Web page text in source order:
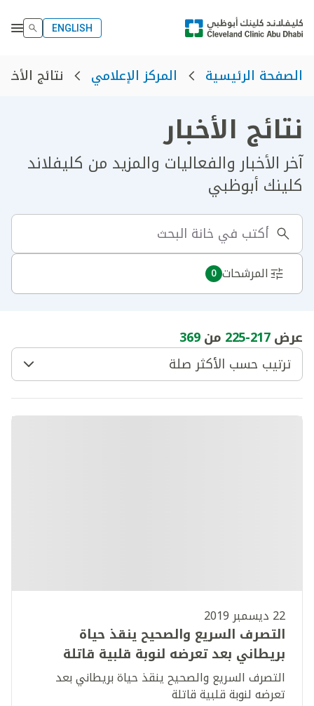
ENGLISH
الصفحة الرئيسية المركز الإعلامي نتائج
نتائج الأخبار
آخر الأخبار والفعاليات والمزيد من كليفلاند
كلينك أبوظبي
المرشحات 0
عرض217
-
225 من369
ترتيب حسب الأكثر صلة
22 ديسمبر 2019
التصرف السريع والصحيح ينقذ حياة
بريطاني بعد تعرضه لنوبة قلبية قاتلة
التصرف السريع والصحيح ينقذ حياة بريطاني بعد
تعرضه لنوبة قلبية قاتلة